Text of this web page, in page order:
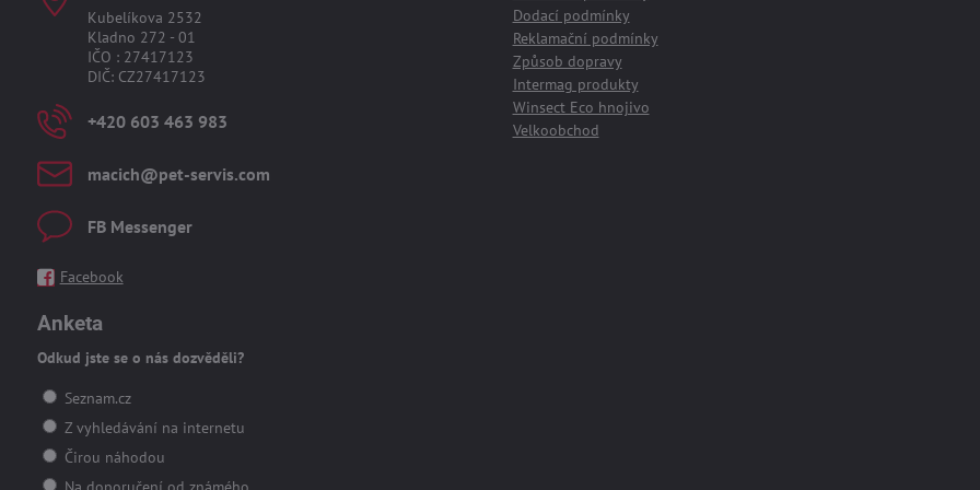
Kubelíkova 2532
Kladno 272 - 01
IČO : 27417123
DIČ: CZ27417123
+420 603 463 983
macich​@pet-servis​.com
FB Messenger
Facebook
Anketa
Odkud jste se o nás dozvěděli?
Seznam.cz
Z vyhledávání na internetu
Čirou náhodou
Dodací podmínky
Reklamační podmínky
Způsob dopravy
Intermag produkty
Winsect Eco hnojivo
Velkoobchod